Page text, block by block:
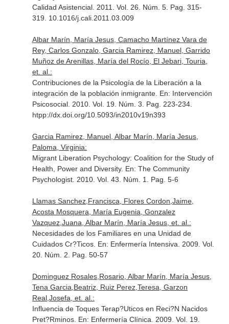
Calidad Asistencial. 2011. Vol. 26. Núm. 5. Pag. 315-
319. 10.1016/j.cali.2011.03.009
Albar Marín, María Jesus, Camacho Martínez Vara de
Rey, Carlos Gonzalo, Garcia Ramirez, Manuel, Garrido
Muñoz de Arenillas, María del Rocío, El Jebari, Touria,
et. al.:
Contribuciones de la Psicología de la Liberación a la
integración de la población inmigrante. En: Intervención
Psicosocial. 2010. Vol. 19. Núm. 3. Pag. 223-234.
htpp://dx.doi.org/10.5093/in2010v19n393
Garcia Ramirez, Manuel, Albar Marín, María Jesus,
Paloma, Virginia:
Migrant Liberation Psychology: Coalition for the Study of
Health, Power and Diversity. En: The Community
Psychologist. 2010. Vol. 43. Núm. 1. Pag. 5-6
Llamas Sanchez,Francisca, Flores Cordon,Jaime,
Acosta Mosquera, María Eugenia, Gonzalez
Vazquez,Juana, Albar Marín, María Jesus, et. al.:
Necesidades de los Familiares en una Unidad de
Cuidados Cr?Ticos. En: Enfermería Intensiva . 2009. Vol.
20. Núm. 2. Pag. 50-57
Dominguez Rosales,Rosario, Albar Marín, María Jesus,
Tena Garcia,Beatriz, Ruiz Perez,Teresa, Garzon
Real,Josefa, et. al.:
Influencia de Toques Terap?Uticos en Reci?N Nacidos
Pret?Rminos. En: Enfermería Clínica . 2009. Vol. 19.